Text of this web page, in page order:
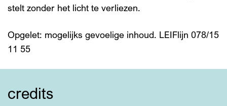
stelt zonder het licht te verliezen.
Opgelet: mogelijks gevoelige inhoud. LEIFlijn 078/15
11 55
credits